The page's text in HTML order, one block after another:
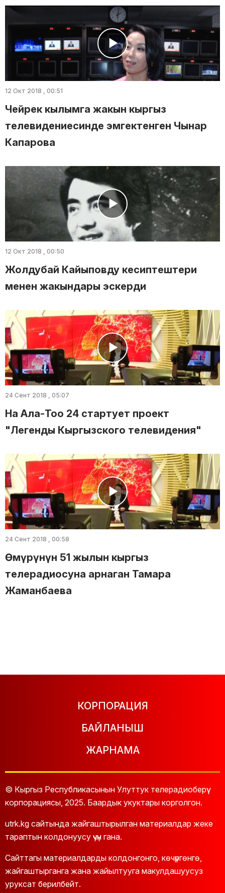
12 Окт 2018 , 00:51
Чейрек кылымга жакын кыргыз
телевидениесинде эмгектенген Чынар
Капарова
12 Окт 2018 , 00:50
Жолдубай Кайыповду кесиптештери
менен жакындары эскерди
24 Сент 2018 , 05:07
На Ала-Тоо 24 стартует проект
"Легенды Кыргызского телевидения"
24 Сент 2018 , 00:58
Өмүрүнүн 51 жылын кыргыз
телерадиосуна арнаган Тамара
Жаманбаева
КОРПОРАЦИЯ
БАЙЛАНЫШ
ЖАРНАМА
© Кыргыз Республикасынын Улуттук телерадиоберүү
корпорациясы, 2025. Баардык укуктары корголгон.
utrk.kg сайтында жайгаштырылган материалдар жеке
тараптын колдонуусу үчүн гана.
Сайттагы материалдарды колдонгонго, көчүргөнгө,
жайгаштырганга жана жайылтууга макулдашуусуз
уруксат берилбейт.